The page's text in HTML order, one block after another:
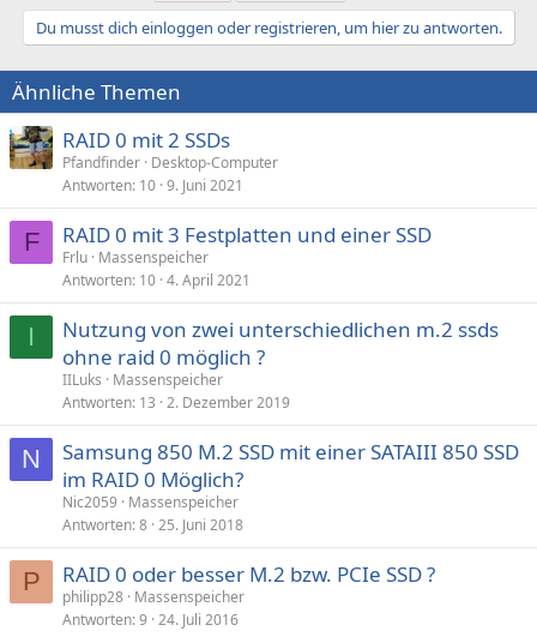
t
o
n
e
:
Du musst dich einloggen oder registrieren, um hier zu antworten.
Ähnliche Themen
RAID 0 mit 2 SSDs
Pfandfinder Desktop-Computer
Antworten 10 9. Juni 2021
F RAID 0 mit 3 Festplatten und einer SSD
Frlu Massenspeicher
Antworten 10 4. April 2021
I
Nutzung von zwei unterschiedlichen m.2 ssds
ohne raid 0 möglich ?
IILuks
Massenspeicher
Antworten 13 2. Dezember 2019
N
Samsung 850 M.2 SSD mit einer SATAIII 850 SSD
im RAID 0 Möglich?
Nic2059
Massenspeicher
Antworten 8 25. Juni 2018
P RAID 0 oder besser M.2 bzw. PCIe SSD ?
philipp28 Massenspeicher
Antworten 9 24. Juli 2016